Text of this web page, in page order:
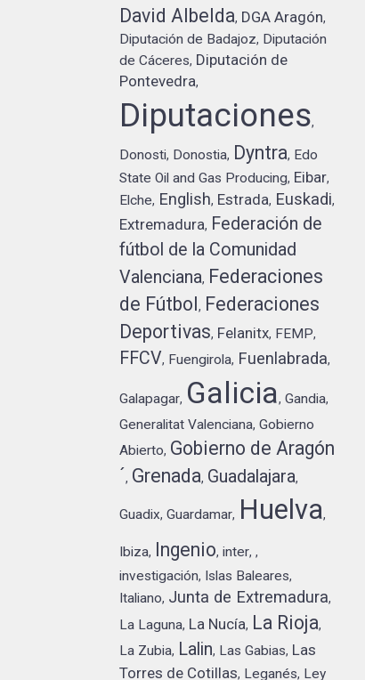
David Albelda, DGA Aragón,
Diputación de Badajoz, Diputación
de Cáceres, Diputación de
Pontevedra,
Diputaciones,
Donosti, Donostia, Dyntra, Edo
State Oil and Gas Producing, Eibar,
Elche, English, Estrada, Euskadi,
Extremadura, Federación de
fútbol de la Comunidad
Valenciana, Federaciones
de Fútbol, Federaciones
Deportivas, Felanitx, FEMP,
FFCV, Fuengirola, Fuenlabrada,
Galapagar, Galicia,Gandia,
Generalitat Valenciana,Gobierno
Abierto, Gobierno de Aragón
´, Grenada, Guadalajara,
Guadix,Guardamar, Huelva,
Ibiza, Ingenio,inter,,
investigación, Islas Baleares,
Italiano, Junta de Extremadura,
La Laguna, La Nucía, La Rioja,
La Zubia, Lalin, Las Gabias, Las
Torres de Cotillas, Leganés, Ley